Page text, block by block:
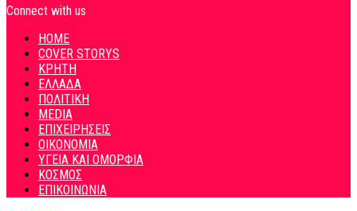
Connect with us
HOME
COVER STORYS
ΚΡΗΤΗ
ΕΛΛΑΔΑ
ΠΟΛΙΤΙΚΗ
MEDIA
ΕΠΙΧΕΙΡΗΣΕΙΣ
ΟΙΚΟΝΟΜΙΑ
ΥΓΕΙΑ ΚΑΙ ΟΜΟΡΦΙΑ
ΚΟΣΜΟΣ
ΕΠΙΚΟΙΝΩΝΙΑ